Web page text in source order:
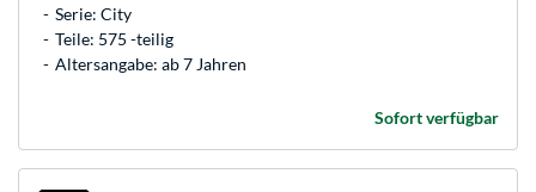
Serie: City
Teile: 575 -teilig
Altersangabe: ab 7 Jahren
Sofort verfügbar